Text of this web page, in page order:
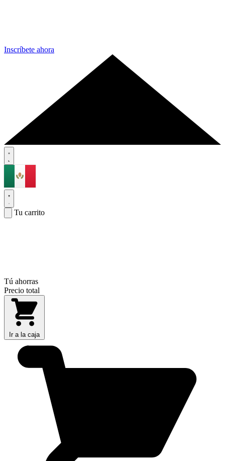
Inscríbete ahora
Tu carrito
Tú ahorras
Precio total
Ir a la caja